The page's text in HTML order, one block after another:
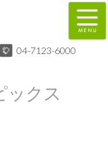
04-7123-6000
ックス